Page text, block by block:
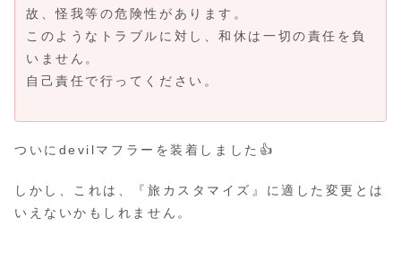
故、怪我等の危険性があります。
このようなトラブルに対し、和休は一切の責任を負
いません。
自己責任で行ってください。
ついにdevilマフラーを装着しました👍
しかし、これは、『旅カスタマイズ』に適した変更とは
いえないかもしれません。